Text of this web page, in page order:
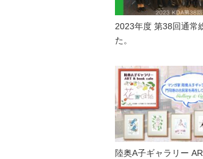
2023年度 第38回通常
た。
陸奥A子ギャラリー